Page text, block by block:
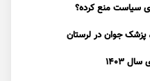
سیاست منع کرده؟
جوان در لرستان
۱۴۰۳